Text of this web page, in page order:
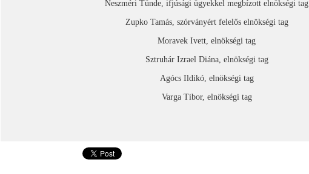
Neszméri Tünde, ifjúsági ügyekkel megbízott elnökségi tag
Zupko Tamás, szórványért felelős elnökségi tag
Moravek Ivett, elnökségi tag
Sztruhár Izrael Diána, elnökségi tag
Agócs Ildikó, elnökségi tag
Varga Tibor, elnökségi tag